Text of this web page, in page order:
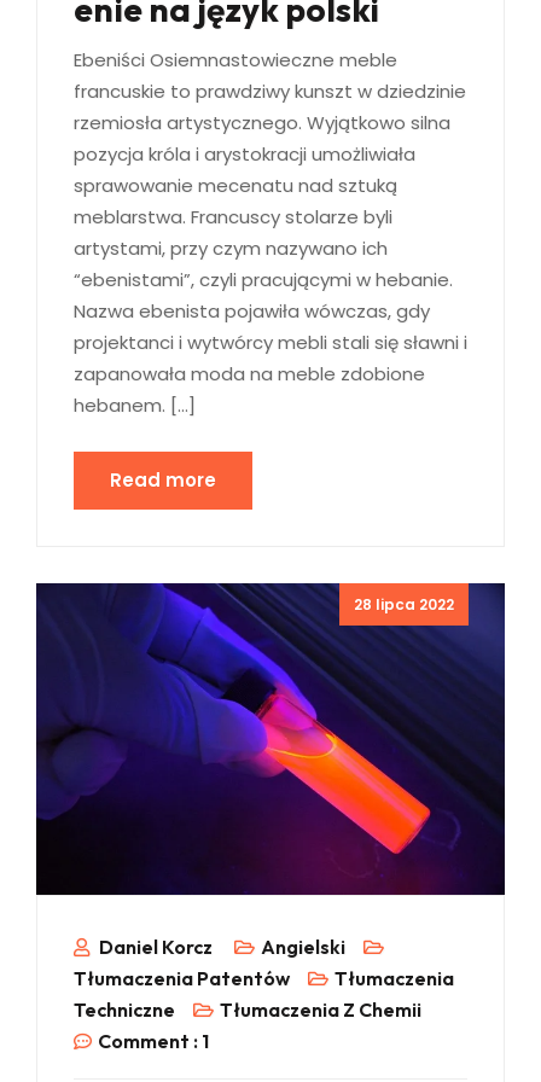
enie na język polski
Ebeniści Osiemnastowieczne meble
francuskie to prawdziwy kunszt w dziedzinie
rzemiosła artystycznego. Wyjątkowo silna
pozycja króla i arystokracji umożliwiała
sprawowanie mecenatu nad sztuką
meblarstwa. Francuscy stolarze byli
artystami, przy czym nazywano ich
“ebenistami”, czyli pracującymi w hebanie.
Nazwa ebenista pojawiła wówczas, gdy
projektanci i wytwórcy mebli stali się sławni i
zapanowała moda na meble zdobione
hebanem. […]
Read more
Posted
28 lipca 2022
Daniel Korcz
Angielski
Tłumaczenia Patentów
Tłumaczenia
Techniczne
Tłumaczenia Z Chemii
Comment : 1